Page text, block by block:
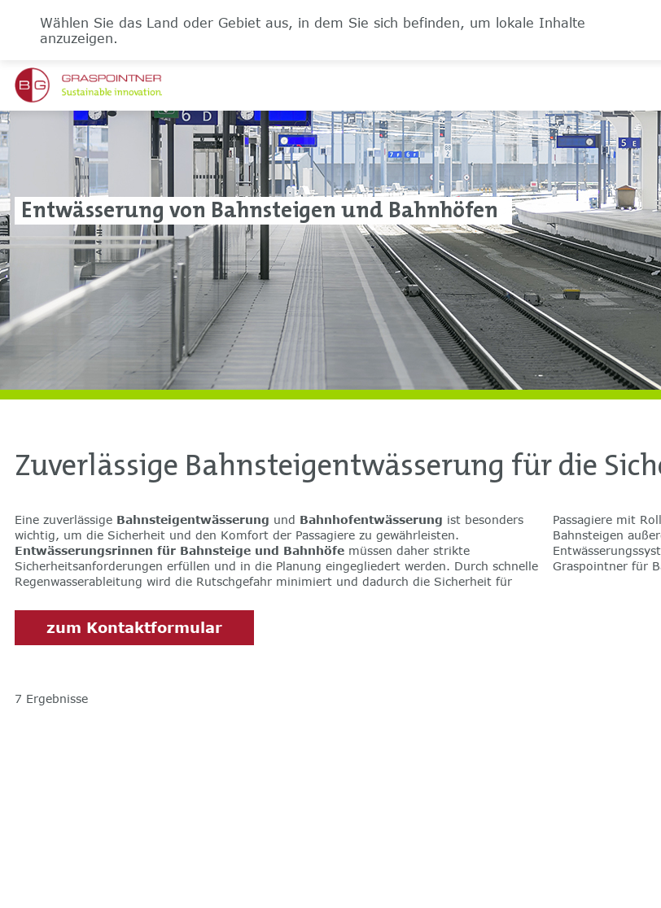
Wählen Sie das Land oder Gebiet aus, in dem Sie sich befinden, um lokale Inhalte
anzuzeigen.
Entwässerung von Bahnsteigen und Bahnhöfen
Zuverlässige Bahnsteigentwässerung für die
Eine zuverlässige Bahnsteigentwässerung und Bahnhofentwässerung ist besonders
wichtig, um die Sicherheit und den Komfort der Passagiere zu gewährleisten.
Entwässerungsrinnen für Bahnsteige und Bahnhöfemüssen daher strikte
Sicherheitsanforderungen erfüllen und in die Planung eingegliedert werden. Durch schnelle
Regenwasserableitung wird die Rutschgefahr minimiert und dadurch die Sicherheit für
Passagiere mit
Bahnsteigen
Entwässerungssysteme. Entdecken Sie hier alle Entwässerungslösungen von BG-
Graspointner für
zum Kontaktformular
7 Ergebnisse